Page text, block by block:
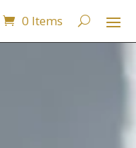
0 Items